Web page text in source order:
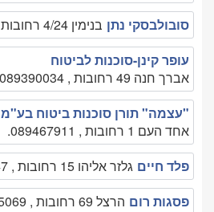
סובולבסקי נתן בנימין 4/24 רחובות , 089459744
עופר קינן-סוכנות לביטוח
אברך חנה 49 רחובות , 089390034
"עצמה" תורן סוכנות ביטוח בע"מ
אחד העם 1 רחובות , 089467911.
פלד חיים גלזר אליהו 15 רחובות , 0522674047
פסגות רום הרצל 69 רחובות , 0525555069